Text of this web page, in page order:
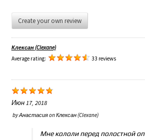
Create your own review
Клексан (Clexane)
Average rating:
33 reviews
Июн 17, 2018
byАнастасияonКлексан (Clexane)
Мне кололи перед полостной